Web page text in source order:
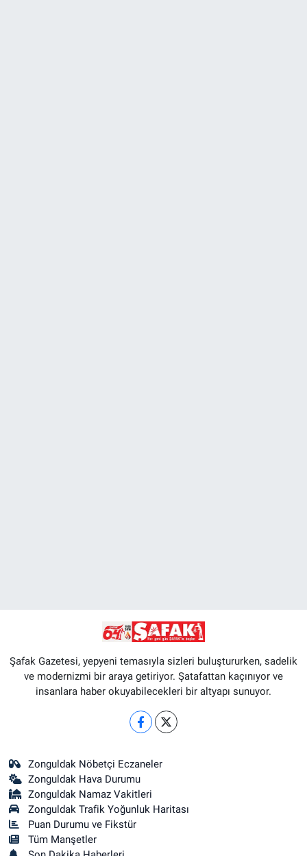
Şafak Gazetesi, yepyeni temasıyla sizleri buluştururken, sadelik
ve modernizmi bir araya getiriyor. Şatafattan kaçınıyor ve
insanlara haber okuyabilecekleri bir altyapı sunuyor.
Zonguldak Nöbetçi Eczaneler
Zonguldak Hava Durumu
Zonguldak Namaz Vakitleri
Zonguldak Trafik Yoğunluk Haritası
Puan Durumu ve Fikstür
Tüm Manşetler